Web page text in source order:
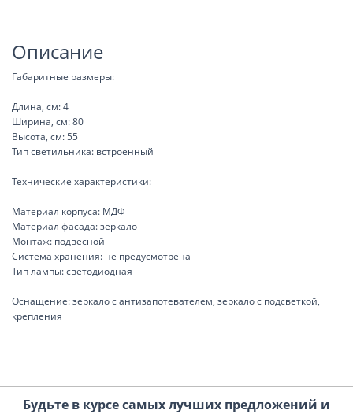
Описание
Габаритные размеры:
Длина, см: 4
Ширина, см: 80
Высота, см: 55
Тип светильника: встроенный
Технические характеристики:
Материал корпуса: МДФ
Материал фасада: зеркало
Монтаж: подвесной
Система хранения: не предусмотрена
Тип лампы: светодиодная
Оснащение: зеркало с антизапотевателем, зеркало с подсветкой,
крепления
Будьте в курсе самых лучших предложений и